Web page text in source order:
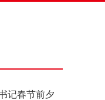
记春节前夕